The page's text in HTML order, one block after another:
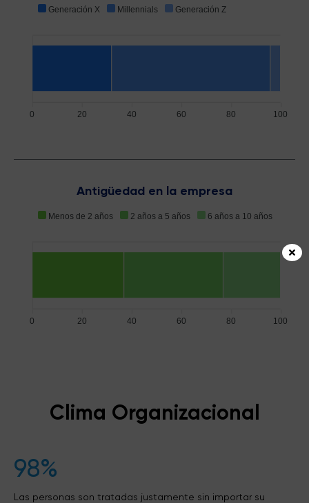
Generación X Millennials Generación Z
100
80
60
40
20
0
Antigüedad en la empresa
Menos de 2 años 2 años a 5 años 6 años a 10 años
100
80
60
40
20
0
Clima Organizacional
98%
Las personas son tratadas justamente sin importar su